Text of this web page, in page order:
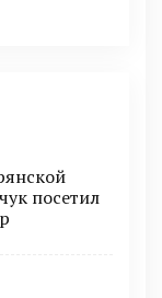
посетил